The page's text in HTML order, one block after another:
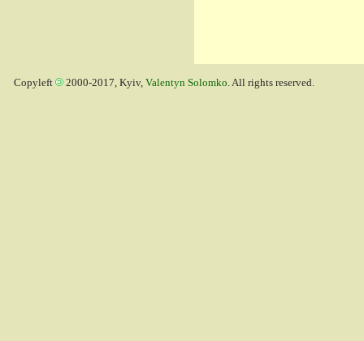
Copyleft 2000-2017, Kyiv, Valentyn Solomko. All rights reserved.